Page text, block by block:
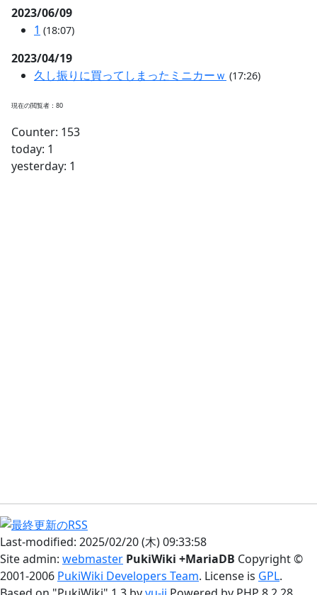
2023/06/09
1 (18:07)
2023/04/19
久し振りに買ってしまったミニカーｗ (17:26)
現在の閲覧者：80
Counter: 153
today: 1
yesterday: 1
Last-modified: 2025/02/20 (木) 09:33:58
Site admin: webmaster PukiWiki +MariaDB Copyright ©
2001-2006 PukiWiki Developers Team. License is GPL.